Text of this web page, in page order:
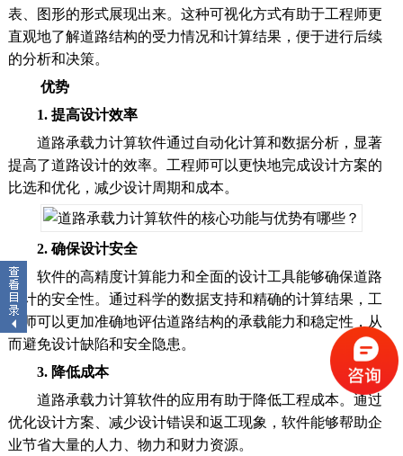
表、图形的形式展现出来。这种可视化方式有助于工程师更
直观地了解道路结构的受力情况和计算结果，便于进行后续
的分析和决策。
优势
1. 提高设计效率
道路承载力计算软件通过自动化计算和数据分析，显著
提高了道路设计的效率。工程师可以更快地完成设计方案的
比选和优化，减少设计周期和成本。
2. 确保设计安全
软件的高精度计算能力和全面的设计工具能够确保道路
设计的安全性。通过科学的数据支持和精确的计算结果，工
程师可以更加准确地评估道路结构的承载能力和稳定性，从
而避免设计缺陷和安全隐患。
3. 降低成本
道路承载力计算软件的应用有助于降低工程成本。通过
优化设计方案、减少设计错误和返工现象，软件能够帮助企
业节省大量的人力、物力和财力资源。